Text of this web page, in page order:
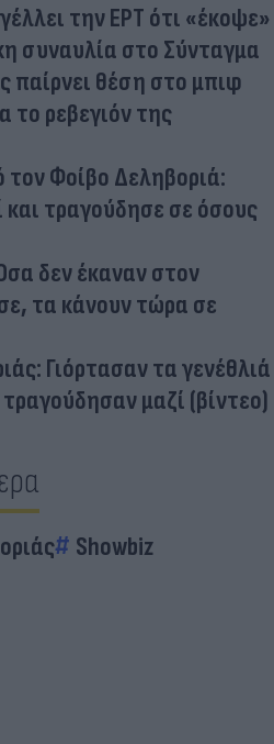
την ΕΡΤ ότι «έκοψε»
συναυλία στο Σύνταγμα
παίρνει θέση στο μπιφ
το ρεβεγιόν της
Φοίβο Δεληβοριά:
τραγούδησε σε όσους
δεν έκαναν στον
τα κάνουν τώρα σε
Γιόρτασαν τα γενέθλιά
μαζί (βίντεο)
Showbiz